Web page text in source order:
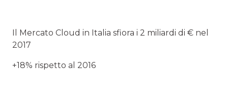
Il Mercato Cloud in Italia sfiora i 2 miliardi di € nel
2017
+18% rispetto al 2016